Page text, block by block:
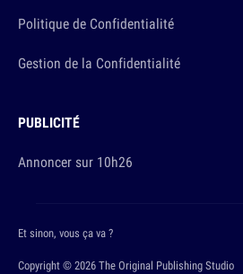
Politique de Confidentialité
Gestion de la Confidentialité
PUBLICITÉ
Annoncer sur 10h26
Copyright © 2026 The Original Publishing Studio
Et sinon, vous ça va ?